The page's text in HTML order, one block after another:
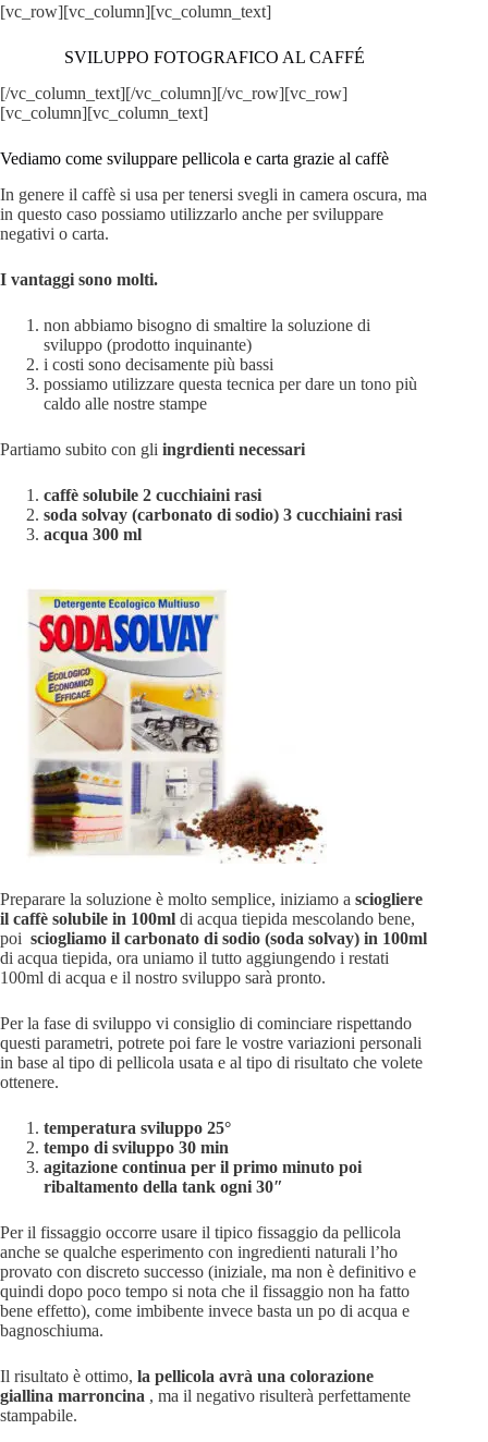
[vc_row][vc_column][vc_column_text]
SVILUPPO FOTOGRAFICO AL CAFFÉ
[/vc_column_text][/vc_column][/vc_row][vc_row]
[vc_column][vc_column_text]
Vediamo come sviluppare pellicola e carta grazie al caffè
In genere il caffè si usa per tenersi svegli in camera oscura, ma
in questo caso possiamo utilizzarlo anche per sviluppare
negativi o carta.
I vantaggi sono molti.
non abbiamo bisogno di smaltire la soluzione di
sviluppo (prodotto inquinante)
i costi sono decisamente più bassi
possiamo utilizzare questa tecnica per dare un tono più
caldo alle nostre stampe
Partiamo subito con gli ingrdienti necessari
caffè solubile 2 cucchiaini rasi
soda solvay (carbonato di sodio) 3 cucchiaini rasi
acqua 300 ml
Preparare la soluzione è molto semplice, iniziamo a sciogliere
il caffè solubile in 100ml di acqua tiepida mescolando bene,
poi sciogliamo il carbonato di sodio (soda solvay) in 100ml
di acqua tiepida, ora uniamo il tutto aggiungendo i restati
100ml di acqua e il nostro sviluppo sarà pronto.
Per la fase di sviluppo vi consiglio di cominciare rispettando
questi parametri, potrete poi fare le vostre variazioni personali
in base al tipo di pellicola usata e al tipo di risultato che volete
ottenere.
temperatura sviluppo 25°
tempo di sviluppo 30 min
agitazione continua per il primo minuto poi
ribaltamento della tank ogni 30″
Per il fissaggio occorre usare il tipico fissaggio da pellicola
anche se qualche esperimento con ingredienti naturali l’ho
provato con discreto successo (iniziale, ma non è definitivo e
quindi dopo poco tempo si nota che il fissaggio non ha fatto
bene effetto), come imbibente invece basta un po di acqua e
bagnoschiuma.
Il risultato è ottimo, la pellicola avrà una colorazione
giallina marroncina , ma il negativo risulterà perfettamente
stampabile.